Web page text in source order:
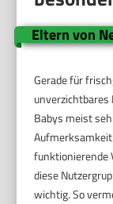
Eltern von
Gerade für
Babys meist
funktionierende
diese
wichtig. So